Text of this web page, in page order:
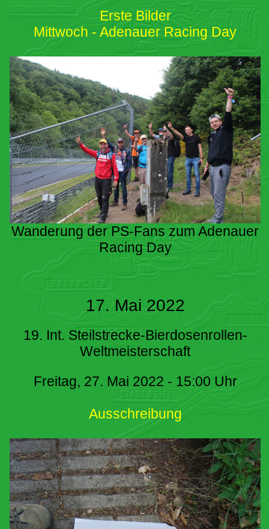
Erste Bilder
Mittwoch - Adenauer Racing Day
Wanderung der PS-Fans zum Adenauer
Racing Day
17. Mai 2022
19. Int. Steilstrecke-Bierdosenrollen-
Weltmeisterschaft
Freitag, 27. Mai 2022 - 15:00 Uhr
Ausschreibung